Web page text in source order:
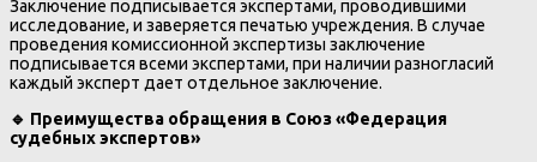
Заключение подписывается экспертами, проводившими
исследование, и заверяется печатью учреждения. В случае
проведения комиссионной экспертизы заключение
подписывается всеми экспертами, при наличии разногласий
каждый эксперт дает отдельное заключение.
🔹 Преимущества обращения в Союз «Федерация
судебных экспертов»